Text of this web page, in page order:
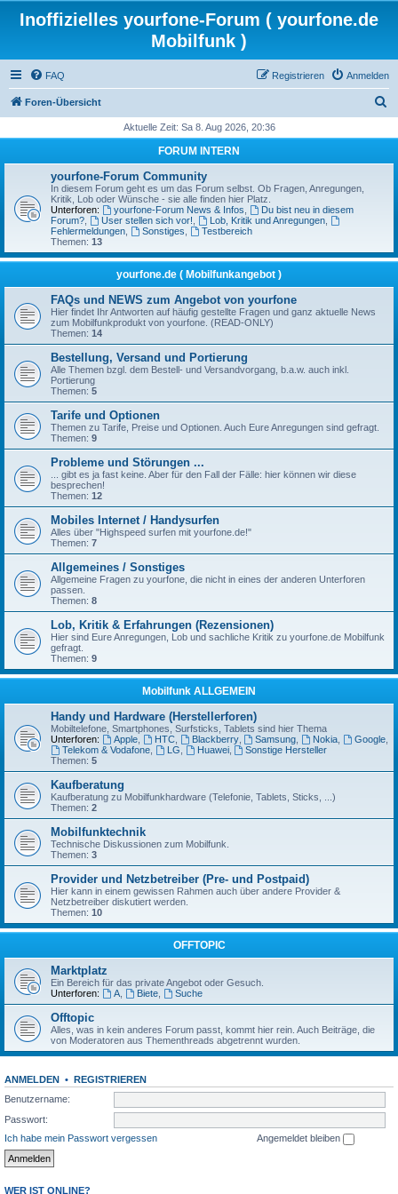
Inoffizielles yourfone-Forum ( yourfone.de
Mobilfunk )
FAQ Anmelden
Registrieren
Foren-Übersicht
h
Aktuelle Zeit: Sa 8. Aug 2026, 20:36
FORUM INTERN
yourfone-Forum Community
In diesem Forum geht es um das Forum selbst. Ob Fragen, Anregungen,
Kritik, Lob oder Wünsche - sie alle finden hier Platz.
Unterforen:
yourfone-Forum News & Infos
Du bist neu in diesem
Forum?
User stellen sich vor! Lob, Kritik und Anregungen,
Fehlermeldungen
Sonstiges
Testbereich
Themen: 13
yourfone.de ( Mobilfunkangebot )
FAQs und NEWS zum Angebot von yourfone
Hier findet Ihr Antworten auf häufig gestellte Fragen und ganz aktuelle News
zum Mobilfunkprodukt von yourfone. (READ-ONLY)
Themen: 14
Bestellung, Versand und Portierung
Alle Themen bzgl. dem Bestell- und Versandvorgang, b.a.w. auch inkl.
Portierung
Themen: 5
Tarife und Optionen
Themen zu Tarife, Preise und Optionen. Auch Eure Anregungen sind gefragt.
Themen: 9
Probleme und Störungen ...
... gibt es ja fast keine. Aber für den Fall der Fälle: hier können wir diese
besprechen!
Themen: 12
Mobiles Internet / Handysurfen
Alles über "Highspeed surfen mit yourfone.de!"
Themen: 7
Allgemeines / Sonstiges
Allgemeine Fragen zu yourfone, die nicht in eines der anderen Unterforen
passen.
Themen: 8
Lob, Kritik & Erfahrungen (Rezensionen)
Hier sind Eure Anregungen, Lob und sachliche Kritik zu yourfone.de Mobilfunk
gefragt.
Themen: 9
Mobilfunk ALLGEMEIN
Handy und Hardware (Herstellerforen)
Mobiltelefone, Smartphones, Surfsticks, Tablets sind hier Thema
Unterforen:
Apple, HTC, Blackberry, Samsung Nokia Google
Telekom & Vodafone, LG Huawei,
Sonstige Hersteller
Themen: 5
Kaufberatung
Kaufberatung zu Mobilfunkhardware (Telefonie, Tablets, Sticks, ...)
Themen: 2
Mobilfunktechnik
Technische Diskussionen zum Mobilfunk.
Themen: 3
Provider und Netzbetreiber (Pre- und Postpaid)
Hier kann in einem gewissen Rahmen auch über andere Provider &
Netzbetreiber diskutiert werden.
Themen: 10
OFFTOPIC
Marktplatz
Ein Bereich für das private Angebot oder Gesuch.
Unterforen:
A, Biete, Suche
Offtopic
Alles, was in kein anderes Forum passt, kommt hier rein. Auch Beiträge, die
von Moderatoren aus Thementhreads abgetrennt wurden.
ANMELDEN • REGISTRIEREN
Benutzername:
Passwort:
Ich habe mein Passwort vergessen
Angemeldet bleiben
WER IST ONLINE?